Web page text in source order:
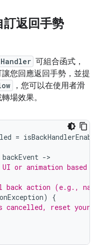
返回手勢
可組合函式，
您回應返回手勢，並提
，您可以在使用者滑
場效果。
=
backEvent -
or animation based
back action (e.g.,
)
{
cancelled, reset your